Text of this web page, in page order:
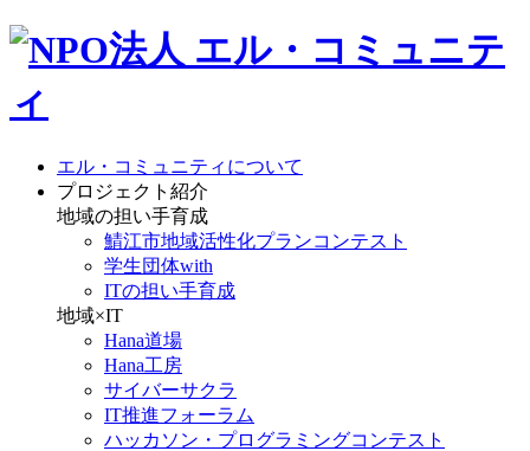
エル・コミュニティについて
プロジェクト紹介
地域の担い手育成
鯖江市地域活性化プランコンテスト
学生団体with
ITの担い手育成
地域×IT
Hana道場
Hana工房
サイバーサクラ
IT推進フォーラム
ハッカソン・プログラミングコンテスト